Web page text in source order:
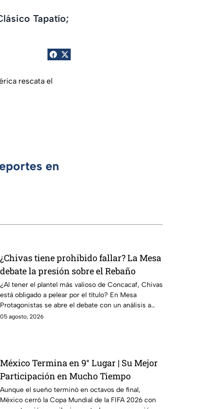
Tapatío;
rescata el
en
¿Chivas tiene prohibido fallar? La Mesa
debate la presión sobre el Rebaño
¿Al tener el plantel más valioso de Concacaf, Chivas
está obligado a pelear por el título? En Mesa
Protagonistas se abre el debate con un análisis a
fondo.
05 agosto, 2026
México Termina en 9° Lugar | Su Mejor
Participación en Mucho Tiempo
Aunque el sueño terminó en octavos de final,
México cerró la Copa Mundial de la FIFA 2026 con